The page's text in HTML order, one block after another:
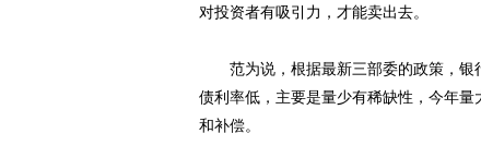
对投资者有吸引力，才能卖出去。
范为说，根据最新三部委的政策，银
债利率低，主要是量少有稀缺性，今年
和补偿。